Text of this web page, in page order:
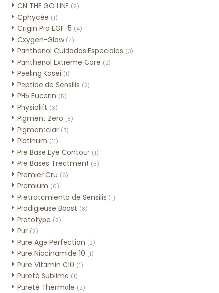
ON THE GO LINE (2)
Ophycée (1)
Origin Pro EGF-5 (4)
Oxygen-Glow (4)
Panthenol Cuidados Especiales (3)
Panthenol Extreme Care (2)
Peeling Kosei (1)
Peptide de Sensilis (2)
PH5 Eucerin (5)
Physiolift (3)
Pigment Zero (8)
Pigmentclar (3)
Platinum (11)
Pre Base Eye Contour (1)
Pre Bases Treatment (5)
Premier Cru (6)
Premium (6)
Pretratamiento de Sensilis (1)
Prodigieuse Boost (8)
Prototype (2)
Pur (2)
Pure Age Perfection (2)
Pure Niacinamide 10 (1)
Pure Vitamin C10 (1)
Pureté Sublime (1)
Pureté Thermale (2)